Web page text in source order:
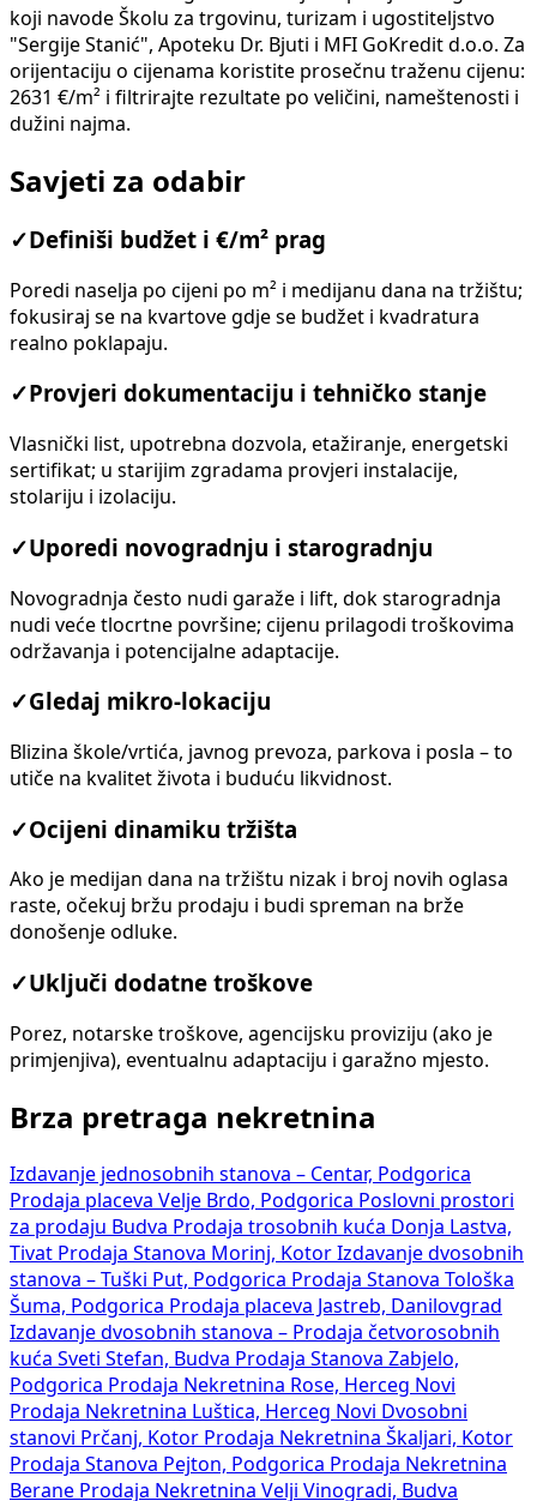
koji navode Školu za trgovinu, turizam i ugostiteljstvo
"Sergije Stanić", Apoteku Dr. Bjuti i MFI GoKredit d.o.o. Za
orijentaciju o cijenama koristite prosečnu traženu cijenu:
2631 €/m² i filtrirajte rezultate po veličini, nameštenosti i
dužini najma.
Savjeti za odabir
✓ Definiši budžet i €/m² prag
Poredi naselja po cijeni po m² i medijanu dana na tržištu;
fokusiraj se na kvartove gdje se budžet i kvadratura
realno poklapaju.
✓ Provjeri dokumentaciju i tehničko stanje
Vlasnički list, upotrebna dozvola, etažiranje, energetski
sertifikat; u starijim zgradama provjeri instalacije,
stolariju i izolaciju.
✓Uporedi novogradnju i starogradnju
Novogradnja često nudi garaže i lift, dok starogradnja
nudi veće tlocrtne površine; cijenu prilagodi troškovima
održavanja i potencijalne adaptacije.
✓Gledaj mikro-lokaciju
Blizina škole/vrtića, javnog prevoza, parkova i posla – to
utiče na kvalitet života i buduću likvidnost.
✓Ocijeni dinamiku tržišta
Ako je medijan dana na tržištu nizak i broj novih oglasa
raste, očekuj bržu prodaju i budi spreman na brže
donošenje odluke.
✓Uključi dodatne troškove
Porez, notarske troškove, agencijsku proviziju (ako je
primjenjiva), eventualnu adaptaciju i garažno mjesto.
Brza pretraga nekretnina
Izdavanje jednosobnih stanova – Centar, Podgorica
Prodaja placeva Velje Brdo, Podgorica Poslovni prostori
za prodaju Budva Prodaja trosobnih kuća Donja Lastva,
Tivat Prodaja Stanova Morinj, Kotor Izdavanje dvosobnih
stanova – Tuški Put, Podgorica Prodaja Stanova Tološka
Šuma, Podgorica Prodaja placeva Jastreb, Danilovgrad
Izdavanje dvosobnih stanova – Prodaja četvorosobnih
kuća Sveti Stefan, Budva Prodaja Stanova Zabjelo,
Podgorica Prodaja Nekretnina Rose, Herceg Novi
Prodaja Nekretnina Luštica, Herceg Novi Dvosobni
stanovi Prčanj, Kotor Prodaja Nekretnina Škaljari, Kotor
Prodaja Stanova Pejton, Podgorica Prodaja Nekretnina
Berane Prodaja Nekretnina Velji Vinogradi, Budva